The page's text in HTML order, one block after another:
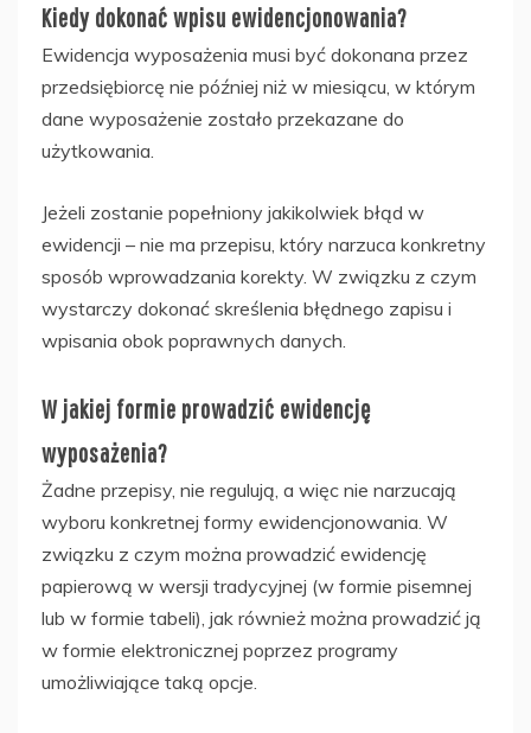
Kiedy dokonać wpisu ewidencjonowania?
Ewidencja wyposażenia musi być dokonana przez
przedsiębiorcę nie później niż w miesiącu, w którym
dane wyposażenie zostało przekazane do
użytkowania.
Jeżeli zostanie popełniony jakikolwiek błąd w
ewidencji – nie ma przepisu, który narzuca konkretny
sposób wprowadzania korekty. W związku z czym
wystarczy dokonać skreślenia błędnego zapisu i
wpisania obok poprawnych danych.
W jakiej formie prowadzić ewidencję
wyposażenia?
Żadne przepisy, nie regulują, a więc nie narzucają
wyboru konkretnej formy ewidencjonowania. W
związku z czym można prowadzić ewidencję
papierową w wersji tradycyjnej (w formie pisemnej
lub w formie tabeli), jak również można prowadzić ją
w formie elektronicznej poprzez programy
umożliwiające taką opcje.